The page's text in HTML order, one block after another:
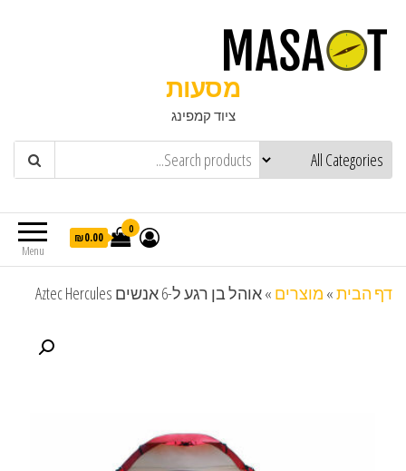
מסעות
ציוד קמפינג
Menu
0
₪0.00
דף הבית» מוצרים »אוהל בן רגע ל-6 אנשים Aztec Hercules